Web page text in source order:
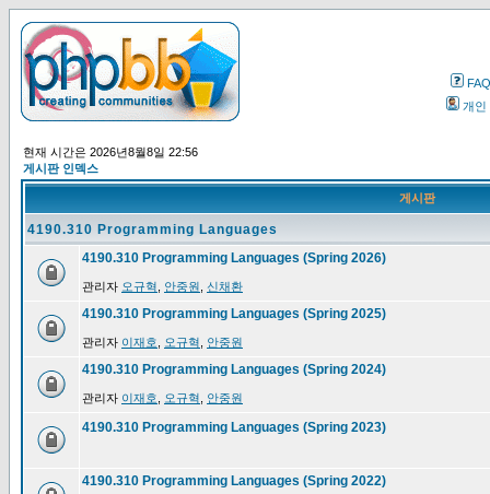
FAQ
개인
현재 시간은 2026년8월8일 22:56
게시판 인덱스
게시판
4190.310 Programming Languages
4190.310 Programming Languages (Spring 2026)
관리자 오규혁 안중원 신채환
4190.310 Programming Languages (Spring 2025)
관리자 이재호 오규혁 안중원
4190.310 Programming Languages (Spring 2024)
관리자 이재호 오규혁 안중원
4190.310 Programming Languages (Spring 2023)
4190.310 Programming Languages (Spring 2022)